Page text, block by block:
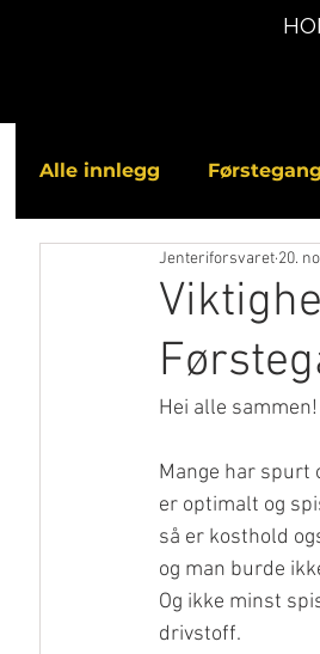
Alle innlegg
I mediaJenteriforsvaret 20.
Hei alle sammen!
Mange har spurt
er optimalt og
så er kosthold
og man burde
Og ikke minst
drivstoff.